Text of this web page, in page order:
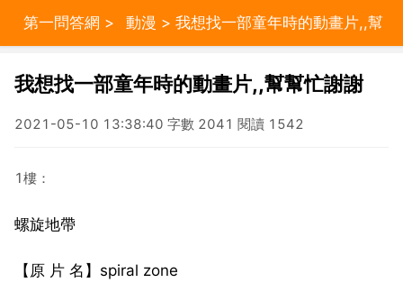
第一問答網 > 動漫 > 我想找一部童年時的動畫片,,幫
幫忙謝謝
我想找一部童年時的動畫片,,幫幫忙謝謝
2021-05-10 13:38:40 字數 2041 閱讀 1542
1樓：
螺旋地帶
【原 片 名】spiral zone